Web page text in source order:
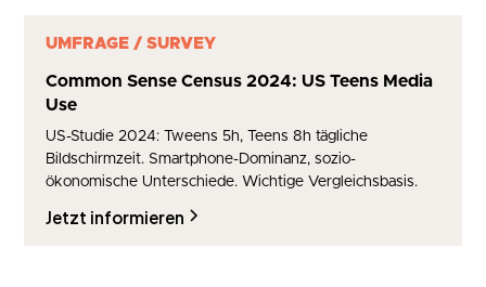
UMFRAGE / SURVEY
Common Sense Census 2024: US Teens Media
Use
US-Studie 2024: Tweens 5h, Teens 8h tägliche
Bildschirmzeit. Smartphone-Dominanz, sozio-
ökonomische Unterschiede. Wichtige Vergleichsbasis.
Jetzt informieren